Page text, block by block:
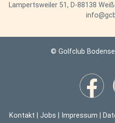
Lampertsweiler 51, D-88138
© Golfclub
Kontakt Jobs Impressum